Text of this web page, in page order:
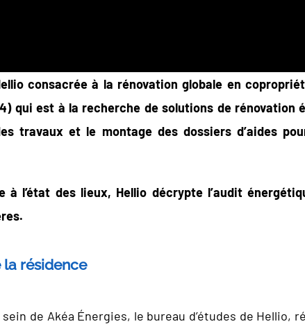
consacrée à la rénovation globale en
qui est à la recherche de solutions de rénovation
travaux et le montage des dossiers d’aides
à l’état des lieux, Hellio décrypte l’audit
la résidence
de Akéa Énergies, le bureau d’études de Hellio,